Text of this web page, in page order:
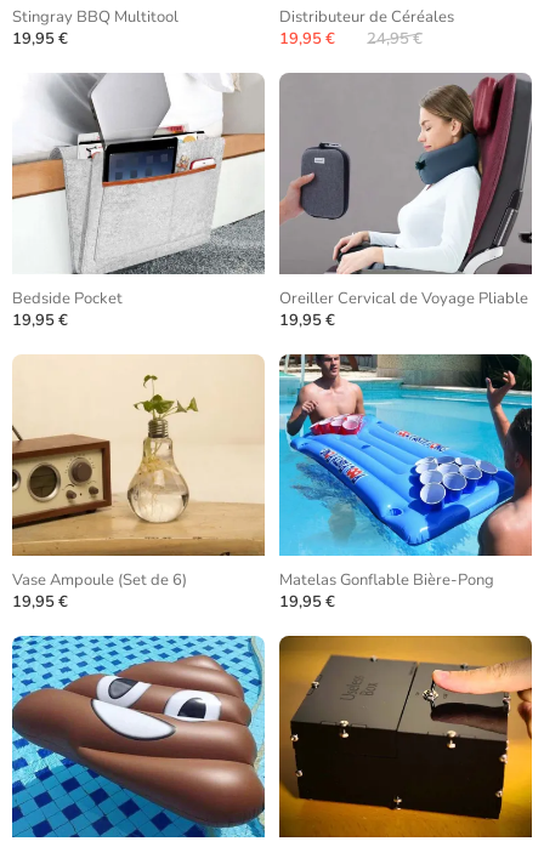
Stingray BBQ Multitool
19,95 €
Distributeur de Céréales
19,95 €
24,95 €
Bedside Pocket
19,95 €
Oreiller Cervical de Voyage Pliable
19,95 €
Vase Ampoule (Set de 6)
19,95 €
Matelas Gonflable Bière-Pong
19,95 €